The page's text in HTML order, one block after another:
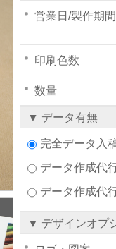
営業日/製作期間
印刷色数
数量
▼ データ有無
完全データ入
データ作成代
データ作成代
▼ デザインオプ